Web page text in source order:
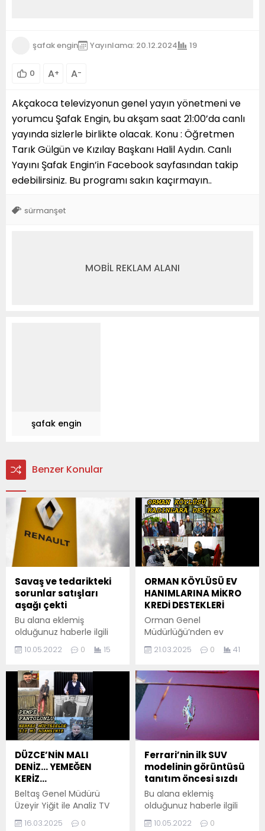
şafak engin Yayınlama: 20.12.2024 19
0 A+ A-
Akçakoca televizyonun genel yayın yönetmeni ve
yorumcu Şafak Engin, bu akşam saat 21:00’da canlı
yayında sizlerle birlikte olacak. Konu : Öğretmen
Tarık Gülgün ve Kızılay Başkanı Halil Aydın. Canlı
Yayını Şafak Engin’in Facebook sayfasından takip
edebilirsiniz. Bu programı sakın kaçırmayın..
sürmanşet
MOBİL REKLAM ALANI
şafak engin
Benzer Konular
Savaş ve tedarikteki
sorunlar satışları
aşağı çekti
Bu alana eklemiş
olduğunuz haberle ilgili
kısa bir özet bilgisi
ekleyebilirsiniz. Bu metin
yazı düzenleme
sayfasında "Özet"
bölümünden eklenebilir.
Özet eklenmişse başlık
altında kalın olarak bu
şekilde gösterilir,
eklenmemişse bu alan
boş kalır.
10.05.2022 0 15
ORMAN KÖYLÜSÜ EV
HANIMLARINA MİKRO
KREDİ DESTEKLERİ
Orman Genel
Müdürlüğü’nden ev
hanımlarına Mikro kredi
desteği. 2025 Aile yılı
olması nedeniyle orman
köylüsü kadınları
desteklemek ve onların
ev ekonomisine katkıda
bulunmalarını teşvik
etmek amacıyla mikro
kredi projesi başlatıldı.
Bugüne kadar ev
hanımlarına şal dokuma,
çömlek yapımı, yayık ve
bebek yapımı, köy
tavukçuluğu, halı...
21.03.2025 0 41
DÜZCE’NİN MALI
DENİZ… YEMEĞEN
KERİZ…
Beltaş Genel Müdürü
Üzeyir Yiğit ile Analiz TV
sahibi ve aynı zamanda
16.03.2025
0
Ferrari’nin ilk SUV
modelinin görüntüsü
tanıtım öncesi sızdı
Bu alana eklemiş
olduğunuz haberle ilgili
kısa bir özet bilgisi
10.05.2022
0